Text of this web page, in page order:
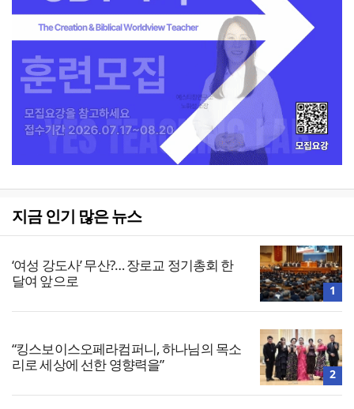
지금 인기 많은 뉴스
‘여성 강도사’ 무산?… 장로교 정기총회 한
달여 앞으로
1
“킹스보이스오페라컴퍼니, 하나님의 목소
리로 세상에 선한 영향력을”
2